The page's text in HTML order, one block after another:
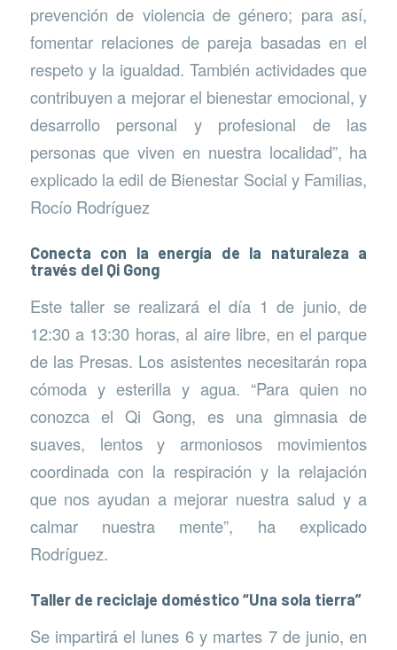
prevención de violencia de género; para así,
fomentar relaciones de pareja basadas en el
respeto y la igualdad. También actividades que
contribuyen a mejorar el bienestar emocional, y
desarrollo personal y profesional de las
personas que viven en nuestra localidad”, ha
explicado la edil de Bienestar Social y Familias,
Rocío Rodríguez
Conecta con la energía de la naturaleza a
través del Qi Gong
Este taller se realizará el día 1 de junio, de
12:30 a 13:30 horas, al aire libre, en el parque
de las Presas. Los asistentes necesitarán ropa
cómoda y esterilla y agua. “Para quien no
conozca el Qi Gong, es una gimnasia de
suaves, lentos y armoniosos movimientos
coordinada con la respiración y la relajación
que nos ayudan a mejorar nuestra salud y a
calmar nuestra mente”, ha explicado
Rodríguez.
Taller de reciclaje doméstico “Una sola tierra”
Se impartirá el lunes 6 y martes 7 de junio, en